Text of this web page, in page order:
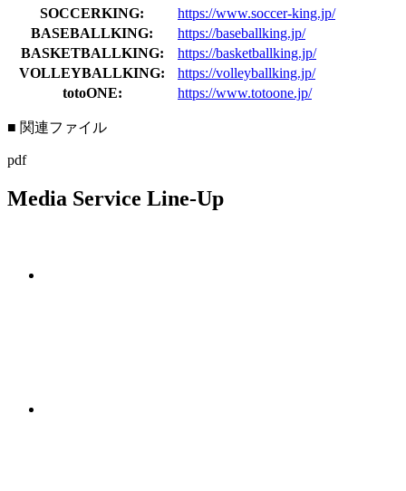
SOCCERKING:
https://www.soccer-king.jp/
BASEBALLKING:
https://baseballking.jp/
BASKETBALLKING:
https://basketballking.jp/
VOLLEYBALLKING:
https://volleyballking.jp/
totoONE:
https://www.totoone.jp/
■ 関連ファイル
pdf
Media Service Line-Up